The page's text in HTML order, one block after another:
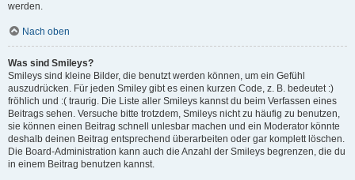
werden.
Nach oben
Was sind Smileys?
Smileys sind kleine Bilder, die benutzt werden können, um ein Gefühl
auszudrücken. Für jeden Smiley gibt es einen kurzen Code, z. B. bedeutet :)
fröhlich und :( traurig. Die Liste aller Smileys kannst du beim Verfassen eines
Beitrags sehen. Versuche bitte trotzdem, Smileys nicht zu häufig zu benutzen,
sie können einen Beitrag schnell unlesbar machen und ein Moderator könnte
deshalb deinen Beitrag entsprechend überarbeiten oder gar komplett löschen.
Die Board-Administration kann auch die Anzahl der Smileys begrenzen, die du
in einem Beitrag benutzen kannst.